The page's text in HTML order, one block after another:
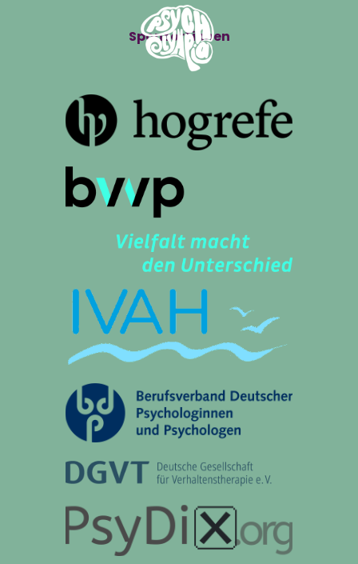
Sponsor*innen